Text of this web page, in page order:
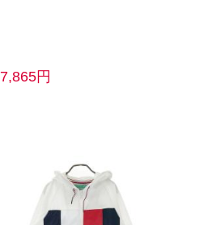
7,865円